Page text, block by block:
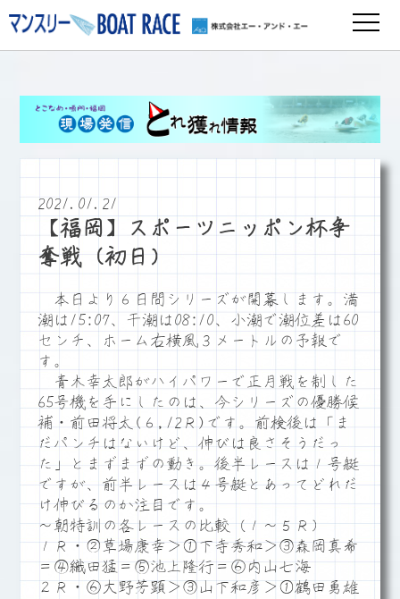
2021.01.21
【福岡】スポーツニッポン杯争
奪戦（初日）
本日より６日間シリーズが開幕します。満
潮は15:07、干潮は08:10、小潮で潮位差は60
センチ、ホーム右横風３メートルの予報で
す。
青木幸太郎がハイパワーで正月戦を制した
65号機を手にしたのは、今シリーズの優勝候
補・前田将太(６,12Ｒ)です。前検後は「ま
だパンチはないけど、伸びは良さそうだっ
た」とまずまずの動き。後半レースは１号艇
ですが、前半レースは４号艇とあってどれだ
け伸びるのか注目です。
～朝特訓の各レースの比較（１～５Ｒ）
１Ｒ・②草場康幸＞①下寺秀和＞③森岡真希
＝④織田猛＝⑤池上隆行＝⑥内山七海
２Ｒ・⑥大野芳顕＞③山下和彦＞①鶴田勇雄